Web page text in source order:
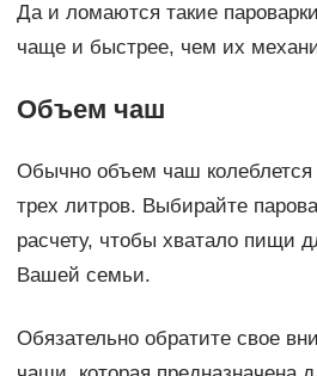
Да и ломаются такие
чаще и быстрее, чем их
Объем чаш
Обычно объем чаш колеблется
трех литров. Выбирайте
расчету, чтобы хватало пищи
Вашей семьи.
Обязательно обратите свое